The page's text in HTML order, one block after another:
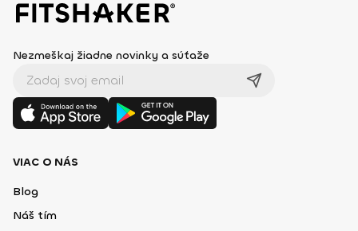
Nezmeškaj žiadne novinky a súťaže
VIAC O NÁS
Blog
Náš tím